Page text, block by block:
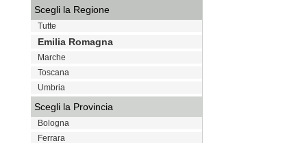
Scegli la Regione
Tutte
Emilia Romagna
Marche
Toscana
Umbria
Scegli la Provincia
Bologna
Ferrara